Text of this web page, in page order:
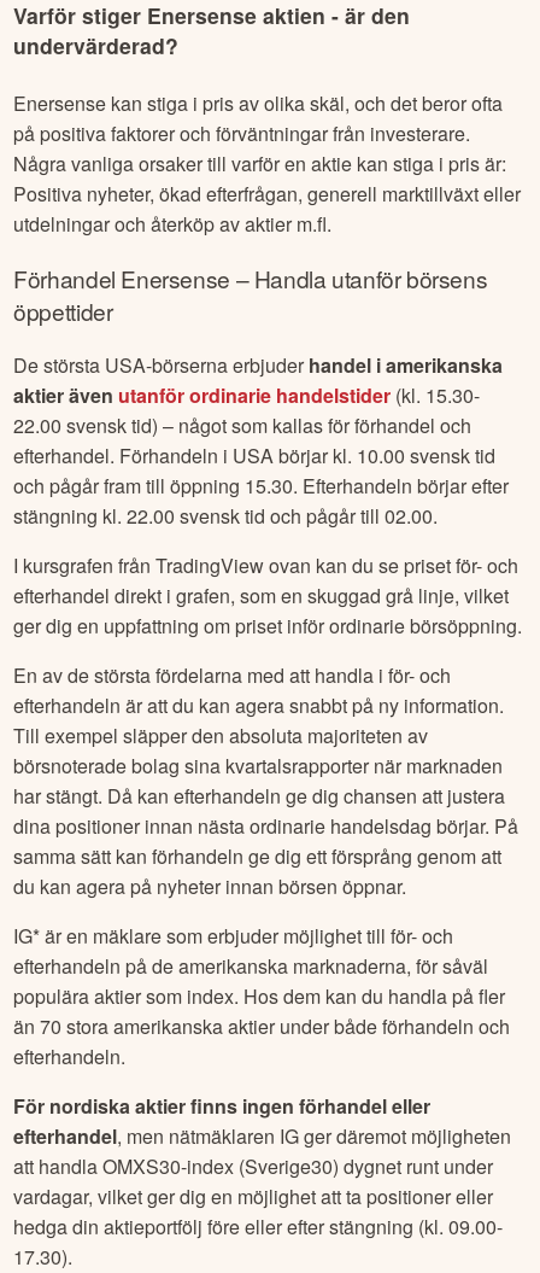
Varför stiger Enersense aktien - är den
undervärderad?
Enersense kan stiga i pris av olika skäl, och det beror ofta
på positiva faktorer och förväntningar från investerare.
Några vanliga orsaker till varför en aktie kan stiga i pris är:
Positiva nyheter, ökad efterfrågan, generell marktillväxt eller
utdelningar och återköp av aktier m.fl.
Förhandel Enersense – Handla utanför börsens
öppettider
De största USA-börserna erbjuder handel i amerikanska
aktier även utanför ordinarie handelstider (kl. 15.30-
22.00 svensk tid) – något som kallas för förhandel och
efterhandel. Förhandeln i USA börjar kl. 10.00 svensk tid
och pågår fram till öppning 15.30. Efterhandeln börjar efter
stängning kl. 22.00 svensk tid och pågår till 02.00.
I kursgrafen från TradingView ovan kan du se priset för- och
efterhandel direkt i grafen, som en skuggad grå linje, vilket
ger dig en uppfattning om priset inför ordinarie börsöppning.
En av de största fördelarna med att handla i för- och
efterhandeln är att du kan agera snabbt på ny information.
Till exempel släpper den absoluta majoriteten av
börsnoterade bolag sina kvartalsrapporter när marknaden
har stängt. Då kan efterhandeln ge dig chansen att justera
dina positioner innan nästa ordinarie handelsdag börjar. På
samma sätt kan förhandeln ge dig ett försprång genom att
du kan agera på nyheter innan börsen öppnar.
IG* är en mäklare som erbjuder möjlighet till för- och
efterhandeln på de amerikanska marknaderna, för såväl
populära aktier som index. Hos dem kan du handla på fler
än 70 stora amerikanska aktier under både förhandeln och
efterhandeln.
För nordiska aktier finns ingen förhandel eller
efterhandel, men nätmäklaren IG ger däremot möjligheten
att handla OMXS30-index (Sverige30) dygnet runt under
vardagar, vilket ger dig en möjlighet att ta positioner eller
hedga din aktieportfölj före eller efter stängning (kl. 09.00-
17.30).